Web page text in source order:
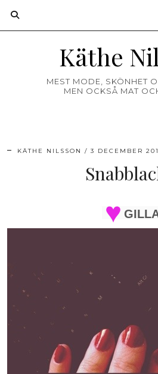
Käthe
MEST MODE, SKÖNHET
MEN OCKSÅ MAT
KÄTHE NILSSON 3 DECEMBER